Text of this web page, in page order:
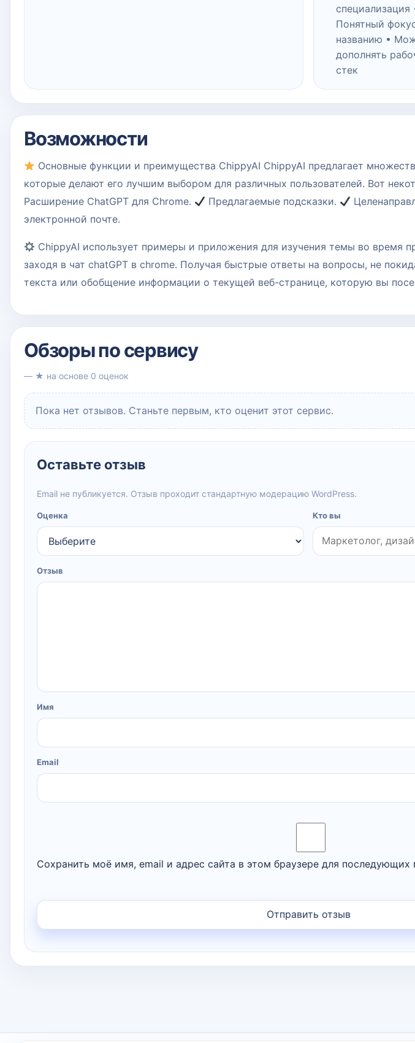
специализация
Понятный
названию •
дополнять
стек
Возможности
Основные функции и преимущества ChippyAI ChippyAI предлагает
которые делают его лучшим выбором для различных пользователей. Вот
Расширение ChatGPT для Chrome.
Предлагаемые подсказки.
электронной почте.
ChippyAI использует примеры и приложения для изучения темы во время
заходя в чат chatGPT в chrome. Получая быстрые ответы на вопросы, не
текста или обобщение информации о текущей веб-странице, которую вы
Обзоры по сервису
— ★ на основе 0 оценок
Пока нет отзывов. Станьте первым, кто оценит этот сервис.
Оставьте отзыв
Email не публикуется. Отзыв проходит стандартную модерацию WordPress.
Оценка Кто вы
Отзыв
Имя
Email
Сохранить моё имя, email и адрес сайта в этом браузере для